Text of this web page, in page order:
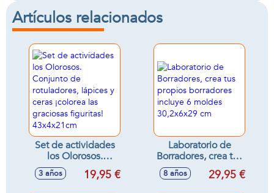
Artículos relacionados
Set de actividades
los Olorosos.
Conjunto de
rotuladores, lápices
3 años 19,95 €
Laboratorio de
Borradores, crea tus
propios borradores
incluye 6 moldes
8 años 29,95 €